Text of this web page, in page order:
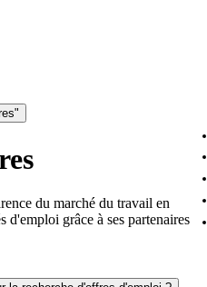
du marché du travail en
d'emploi grâce à ses partenaires